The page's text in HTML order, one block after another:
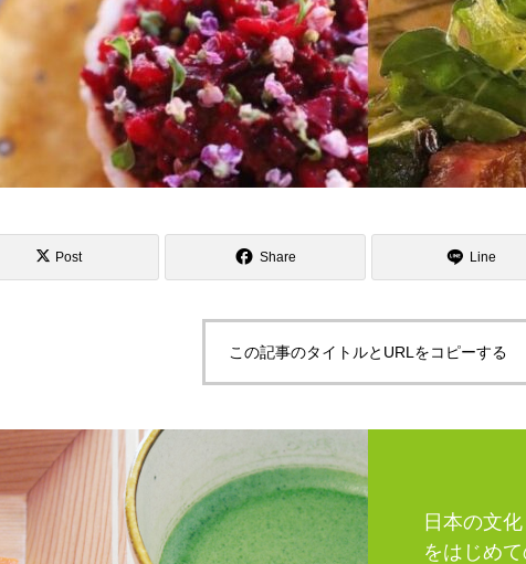
俺クラマチネへ
Post Share Line
この記事のタイトルとURLをコピーする
日本の文
をはじめ